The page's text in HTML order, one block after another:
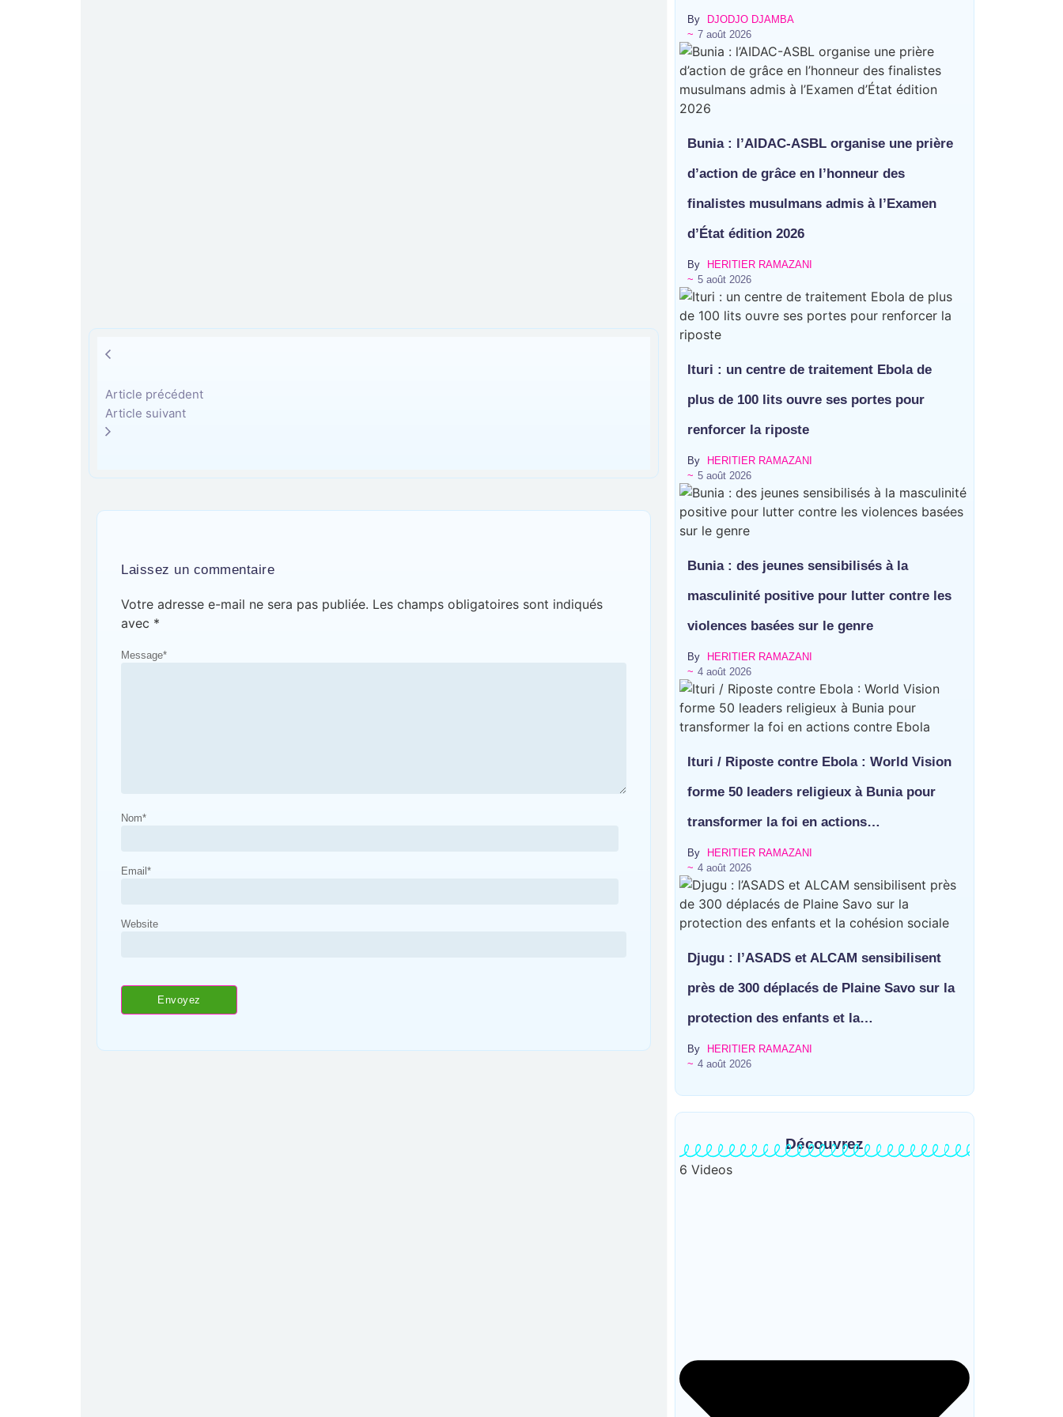
Article précédent
Article suivant
Laissez un commentaire
Votre adresse e-mail ne sera pas publiée. Les champs obligatoires sont indiqués
avec *
Message*
Nom*
Email*
Website
By
DJODJO DJAMBA
~ 7 août 2026
Bunia : l’AIDAC-ASBL organise une prière
d’action de grâce en l’honneur des
finalistes musulmans admis à l’Examen
d’État édition 2026
By
HERITIER RAMAZANI
~ 5 août 2026
Ituri : un centre de traitement Ebola de
plus de 100 lits ouvre ses portes pour
renforcer la riposte
By
HERITIER RAMAZANI
~ 5 août 2026
Bunia : des jeunes sensibilisés à la
masculinité positive pour lutter contre les
violences basées sur le genre
By
HERITIER RAMAZANI
~ 4 août 2026
Ituri / Riposte contre Ebola : World Vision
forme 50 leaders religieux à Bunia pour
transformer la foi en actions…
By
HERITIER RAMAZANI
~ 4 août 2026
Djugu : l’ASADS et ALCAM sensibilisent
près de 300 déplacés de Plaine Savo sur la
protection des enfants et la…
By
HERITIER RAMAZANI
~ 4 août 2026
Découvrez
6 Videos